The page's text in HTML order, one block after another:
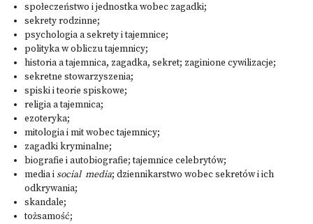
społeczeństwo i jednostka wobec zagadki;
sekrety rodzinne;
psychologia a sekrety i tajemnice;
polityka w obliczu tajemnicy;
historia a tajemnica, zagadka, sekret; zaginione cywilizacje;
sekretne stowarzyszenia;
spiski i teorie spiskowe;
religia a tajemnica;
ezoteryka;
mitologia i mit wobec tajemnicy;
zagadki kryminalne;
biografie i autobiografie; tajemnice celebrytów;
media isocial media; dziennikarstwo wobec sekretów i ich
odkrywania;
skandale;
tożsamość;